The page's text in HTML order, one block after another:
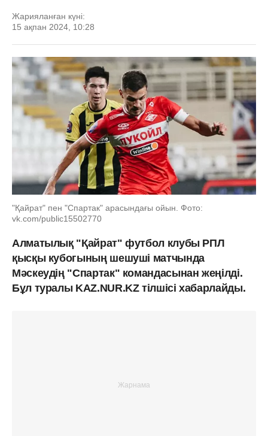
Жарияланған күні:
15 ақпан 2024, 10:28
"Қайрат" пен "Спартак" арасындағы ойын. Фото:
vk.com/public15502770
Алматылық "Қайрат" футбол клубы РПЛ
қысқы кубогының шешуші матчында
Мәскеудің "Спартак" командасынан жеңілді.
Бұл туралы KAZ.NUR.KZ тілшісі хабарлайды.